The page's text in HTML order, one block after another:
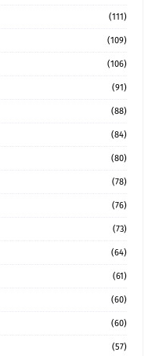
(111)
(109)
(106)
(91)
(88)
(84)
(80)
(78)
(76)
(73)
(64)
(61)
(60)
(60)
(57)